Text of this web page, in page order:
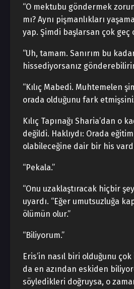
“O mektubu göndermek
mı? Aynı pişmanlıkları
yap. Şimdi başlarsan çok geç
“Uh, tamam. Sanırım bu
hissediyorsanız
“Kılıç Mabedi. Muhtemelen
orada olduğunu fark
Kılıç Tapınağı Sharia’dan o
değildi. Haklıydı: Orada
olabileceğine dair bir his
“Pekala.”
“Onu uzaklaştıracak hiçbir
uyardı. “Eğer umutsuzluğa
ölümün olur.”
“Biliyorum.”
Eris’in nasıl biri olduğunu
da en azından eskiden
söyledikleri doğruysa, o